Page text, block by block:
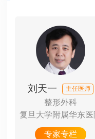
刘天一 主任医师
整形外科
复旦大学附属华东医
专家专栏